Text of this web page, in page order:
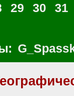
29 30 31